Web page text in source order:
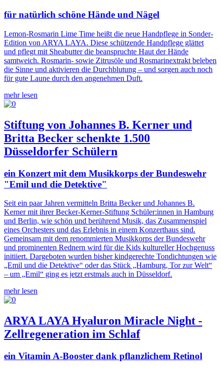
für natürlich schöne Hände und Nägel
Lemon-Rosmarin Lime Time heißt die neue Handpflege in Sonder-
Edition von ARYA LAYA. Diese schützende Handpflege glättet
und pflegt mit Sheabutter die beanspruchte Haut der Hände
samtweich. Rosmarin- sowie Zitrusöle und Rosmarinextrakt beleben
die Sinne und aktivieren die Durchblutung – und sorgen auch noch
für gute Laune durch den angenehmen Duft.
mehr lesen
Stiftung von Johannes B. Kerner und
Britta Becker schenkte 1.500
Düsseldorfer Schülern
ein Konzert mit dem Musikkorps der Bundeswehr
"Emil und die Detektive"
Seit ein paar Jahren vermitteln Britta Becker und Johannes B.
Kerner mit ihrer Becker-Kerner-Stiftung Schüler:innen in Hamburg
und Berlin, wie schön und berührend Musik, das Zusammenspiel
eines Orchesters und das Erlebnis in einem Konzerthaus sind.
Gemeinsam mit dem renommierten Musikkorps der Bundeswehr
und prominenten Rednern wird für die Kids kultureller Hochgenuss
initiiert. Dargeboten wurden bisher kindgerechte Tondichtungen wie
„Emil und die Detektive“ oder das Stück „Hamburg, Tor zur Welt“
– um „Emil“ ging es jetzt erstmals auch in Düsseldorf.
mehr lesen
ARYA LAYA Hyaluron Miracle Night -
Zellregeneration im Schlaf
ein Vitamin A-Booster dank pflanzlichem Retinol